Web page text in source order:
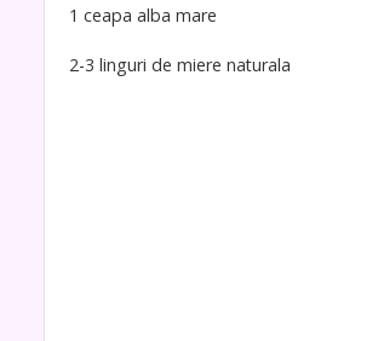
1 ceapa alba mare
2-3 linguri de miere naturala